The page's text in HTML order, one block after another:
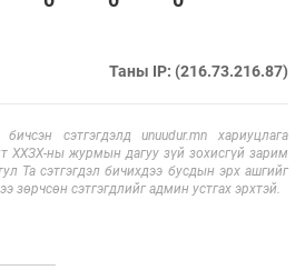
Таны IP: (216.73.216.87)
сэтгэгдэлд unuudur.mn хариуцлага
ХХЗХ-ны журмын дагуу зүй зохисгүй зарим
Та сэтгэгдэл бичихдээ бусдын эрх ашгийг
зөрчсөн сэтгэгдлийг админ устгах эрхтэй.